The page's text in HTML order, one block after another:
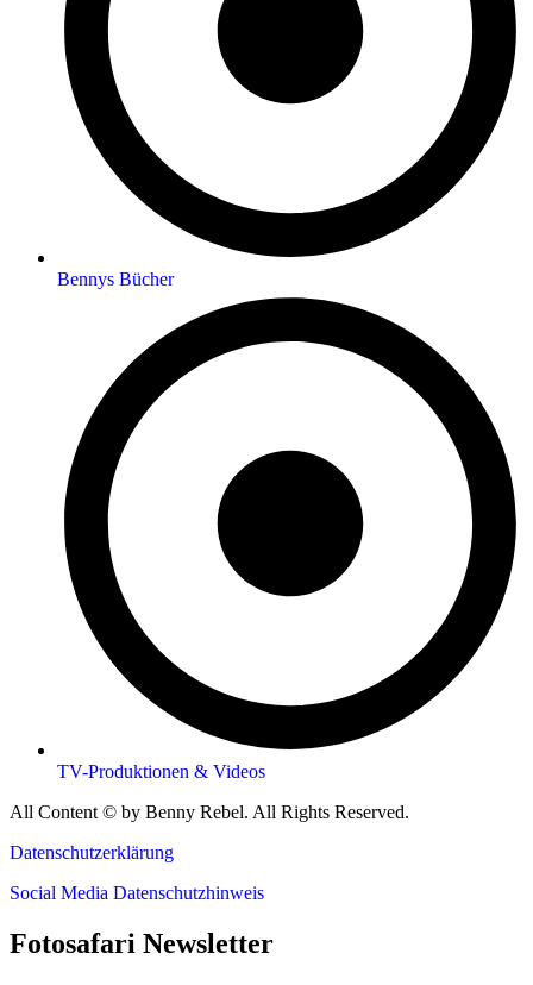
Bennys Bücher
TV-Produktionen & Videos
All Content © by Benny Rebel. All Rights Reserved.
Datenschutzerklärung
Social Media Datenschutzhinweis
Fotosafari Newsletter